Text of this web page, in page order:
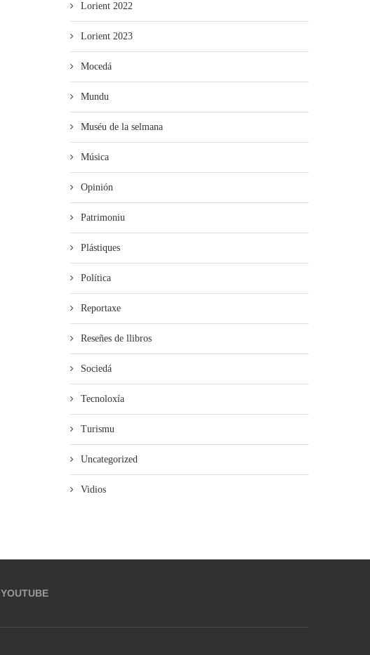
Lorient 2022
Lorient 2023
Mocedá
Mundu
Muséu de la selmana
Música
Opinión
Patrimoniu
Plástiques
Política
Reportaxe
Reseñes de llibros
Sociedá
Tecnoloxía
Turismu
Uncategorized
Vidios
YOUTUBE